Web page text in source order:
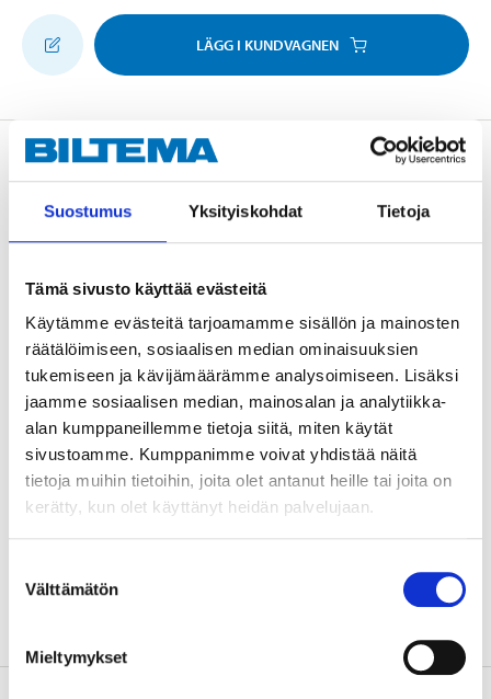
Suostumus Yksityiskohdat Tietoja
Tämä sivusto käyttää evästeitä
Käytämme evästeitä tarjoamamme sisällön ja mainosten
räätälöimiseen, sosiaalisen median ominaisuuksien
tukemiseen ja kävijämäärämme analysoimiseen. Lisäksi
jaamme sosiaalisen median, mainosalan ja analytiikka-
alan kumppaneillemme tietoja siitä, miten käytät
sivustoamme. Kumppanimme voivat yhdistää näitä
tietoja muihin tietoihin, joita olet antanut heille tai joita on
kerätty, kun olet käyttänyt heidän palvelujaan.
valinta
Välttämätön
Mieltymykset
LÄGG I KUNDVAGNEN
Beskrivning
För mer avancerad retuschering, nagel- och
hantverksmålning, m.m.
Munstycke 0,3 mm.
Teknisk specifikation
Munstycke
Ø 0,30 mm
Volym